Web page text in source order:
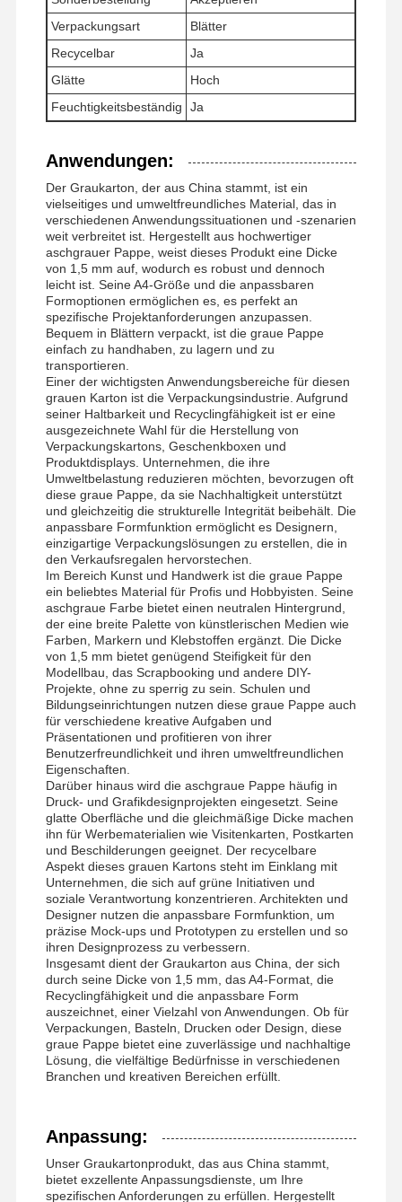
Verpackungsart
Blätter
Recycelbar
Ja
Glätte
Hoch
Feuchtigkeitsbeständig
Ja
Anwendungen:
Der Graukarton, der aus China stammt, ist ein
vielseitiges und umweltfreundliches Material, das in
verschiedenen Anwendungssituationen und -szenarien
weit verbreitet ist. Hergestellt aus hochwertiger
aschgrauer Pappe, weist dieses Produkt eine Dicke
von 1,5 mm auf, wodurch es robust und dennoch
leicht ist. Seine A4-Größe und die anpassbaren
Formoptionen ermöglichen es, es perfekt an
spezifische Projektanforderungen anzupassen.
Bequem in Blättern verpackt, ist die graue Pappe
einfach zu handhaben, zu lagern und zu
transportieren.
Einer der wichtigsten Anwendungsbereiche für diesen
grauen Karton ist die Verpackungsindustrie. Aufgrund
seiner Haltbarkeit und Recyclingfähigkeit ist er eine
ausgezeichnete Wahl für die Herstellung von
Verpackungskartons, Geschenkboxen und
Produktdisplays. Unternehmen, die ihre
Umweltbelastung reduzieren möchten, bevorzugen oft
diese graue Pappe, da sie Nachhaltigkeit unterstützt
und gleichzeitig die strukturelle Integrität beibehält. Die
anpassbare Formfunktion ermöglicht es Designern,
einzigartige Verpackungslösungen zu erstellen, die in
den Verkaufsregalen hervorstechen.
Im Bereich Kunst und Handwerk ist die graue Pappe
ein beliebtes Material für Profis und Hobbyisten. Seine
aschgraue Farbe bietet einen neutralen Hintergrund,
der eine breite Palette von künstlerischen Medien wie
Farben, Markern und Klebstoffen ergänzt. Die Dicke
von 1,5 mm bietet genügend Steifigkeit für den
Modellbau, das Scrapbooking und andere DIY-
Projekte, ohne zu sperrig zu sein. Schulen und
Bildungseinrichtungen nutzen diese graue Pappe auch
für verschiedene kreative Aufgaben und
Präsentationen und profitieren von ihrer
Benutzerfreundlichkeit und ihren umweltfreundlichen
Eigenschaften.
Darüber hinaus wird die aschgraue Pappe häufig in
Druck- und Grafikdesignprojekten eingesetzt. Seine
glatte Oberfläche und die gleichmäßige Dicke machen
ihn für Werbematerialien wie Visitenkarten, Postkarten
und Beschilderungen geeignet. Der recycelbare
Aspekt dieses grauen Kartons steht im Einklang mit
Unternehmen, die sich auf grüne Initiativen und
soziale Verantwortung konzentrieren. Architekten und
Designer nutzen die anpassbare Formfunktion, um
präzise Mock-ups und Prototypen zu erstellen und so
ihren Designprozess zu verbessern.
Insgesamt dient der Graukarton aus China, der sich
durch seine Dicke von 1,5 mm, das A4-Format, die
Recyclingfähigkeit und die anpassbare Form
auszeichnet, einer Vielzahl von Anwendungen. Ob für
Verpackungen, Basteln, Drucken oder Design, diese
graue Pappe bietet eine zuverlässige und nachhaltige
Lösung, die vielfältige Bedürfnisse in verschiedenen
Branchen und kreativen Bereichen erfüllt.
Anpassung:
Unser Graukartonprodukt, das aus China stammt,
bietet exzellente Anpassungsdienste, um Ihre
spezifischen Anforderungen zu erfüllen. Hergestellt